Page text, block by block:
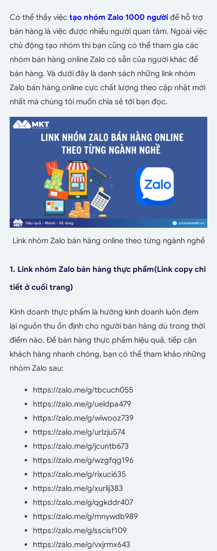
Có thể thấy việc tạo nhóm Zalo 1000 người để hỗ trợ
bán hàng là việc được nhiều người quan tâm. Ngoài việc
chủ động tạo nhóm thì bạn cũng có thể tham gia các
nhóm bán hàng online Zalo có sẵn của người khác để
bán hàng. Và dưới đây là danh sách những link nhóm
Zalo bán hàng online cực chất lượng theo cập nhật mới
nhất mà chúng tôi muốn chia sẻ tới bạn đọc.
Link nhóm Zalo bán hàng online theo từng ngành nghề
1. Link nhóm Zalo bán hàng thực phẩm(Link copy chi
tiết ở cuối trang)
Kinh doanh thực phẩm là hướng kinh doanh luôn đem
lại nguồn thu ổn định cho người bán hàng dù trong thời
điểm nào. Để bán hàng thực phẩm hiệu quả, tiếp cận
khách hàng nhanh chóng, bạn có thể tham khảo những
nhóm Zalo sau:
https://zalo.me/g/tbcuch055
https://zalo.me/g/ueldpa479
https://zalo.me/g/wiwooz739
https://zalo.me/g/urlzju574
https://zalo.me/g/jcuntb673
https://zalo.me/g/wzgfqg196
https://zalo.me/g/rixuci635
https://zalo.me/g/xurlij383
https://zalo.me/g/qgkddr407
https://zalo.me/g/mnywdb989
https://zalo.me/g/sscisf109
https://zalo.me/g/vxjrmx643